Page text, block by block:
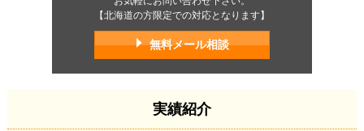
【北海道の方限定での対応となります】
無料メール相談
実績紹介